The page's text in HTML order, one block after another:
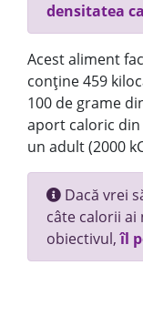
densitatea
Acest aliment
conține 459
100 de grame
aport caloric
un adult (2000
Dacă vrei
câte calorii ai
obiectivul,îl